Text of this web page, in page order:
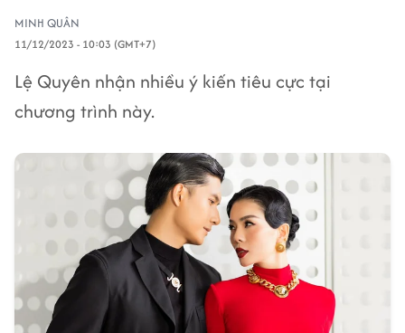
MINH QUÂN
11/12/2023 - 10:03 (GMT+7)
Lệ Quyên nhận nhiều ý kiến tiêu cực tại
chương trình này.